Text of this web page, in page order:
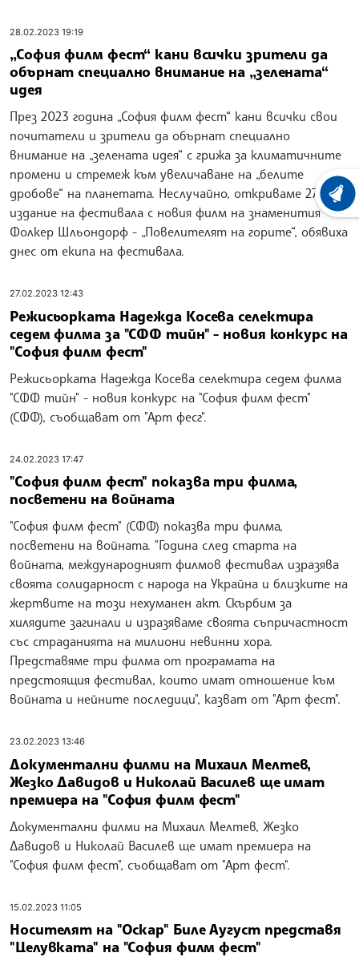
28.02.2023 19:19
„София филм фест“ кани всички зрители да
обърнат специално внимание на „зелената“
идея
През 2023 година „София филм фест“ кани всички свои
почитатели и зрители да обърнат специално
внимание на „зелената идея“ с грижа за климатичните
промени и стремеж към увеличаване на „белите
дробове“ на планетата. Неслучайно, откриваме 27-ото
издание на фестивала с новия филм на знаменития
Фолкер Шльондорф - „Повелителят на горите“, обявиха
днес от екипа на фестивала.
27.02.2023 12:43
Режисьорката Надежда Косева селектира
седем филма за "СФФ тийн" - новия конкурс на
"София филм фест"
Режисьорката Надежда Косева селектира седем филма
"СФФ тийн" - новия конкурс на "София филм фест"
(СФФ), съобщават от "Арт фесг".
24.02.2023 17:47
"София филм фест" показва три филма,
посветени на войната
"София филм фест" (СФФ) показва три филма,
посветени на войната. "Година след старта на
войната, международният филмов фестивал изразява
своята солидарност с народа на Украйна и близките на
жертвите на този нехуманен акт. Скърбим за
хилядите загинали и изразяваме своята съпричастност
със страданията на милиони невинни хора.
Представяме три филма от програмата на
предстоящия фестивал, които имат отношение към
войната и нейните последици", казват от "Арт фест".
23.02.2023 13:46
Документални филми на Михаил Мелтев,
Жезко Давидов и Николай Василев ще имат
премиера на "София филм фест"
Документални филми на Михаил Мелтев, Жезко
Давидов и Николай Василев ще имат премиера на
"София филм фест", съобщават от "Арт фест".
15.02.2023 11:05
Носителят на "Оскар" Биле Аугуст представя
"Целувката" на "София филм фест"